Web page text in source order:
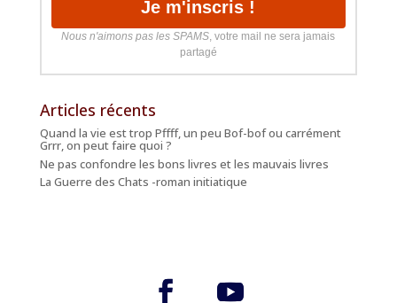
Nous n'aimons pas les SPAMS, votre mail ne sera jamais
partagé
Articles récents
Quand la vie est trop Pffff, un peu Bof-bof ou carrément
Grrr, on peut faire quoi ?
Ne pas confondre les bons livres et les mauvais livres
La Guerre des Chats -roman initiatique